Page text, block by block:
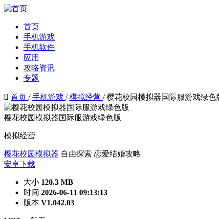
首页
手机游戏
手机软件
应用
攻略资讯
专题
 首页 / 手机游戏 / 模拟经营 / 樱花校园模拟器国际服游戏绿色
樱花校园模拟器国际服游戏绿色版
模拟经营
樱花校园模拟器 自由探索 恋爱结婚攻略
安卓下载
大小 120.3 MB
时间 2026-06-11 09:13:13
版本 V1.042.03